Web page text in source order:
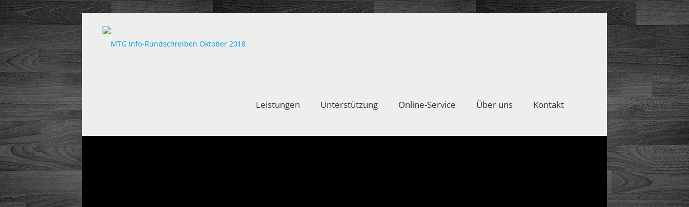
Leistungen Unterstützung Online-Service Über uns Kontakt